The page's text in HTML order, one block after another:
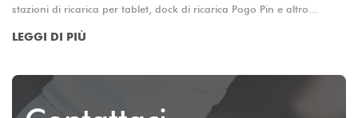
stazioni di ricarica per tablet, dock di ricarica Pogo Pin e altro
LEGGI DI PIÙ